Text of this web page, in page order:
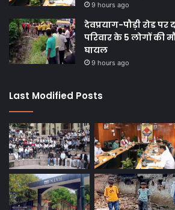
9 hours ago
देवप्रयाग-पौड़ी रोड पर
परिवार के 5 लोगों की
घायल
9 hours ago
Last Modified Posts